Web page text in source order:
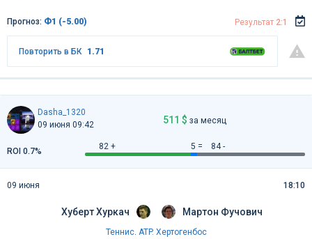
Прогноз: Ф1 (-5.00) Результат 2:1
Повторить в БК 1.71
Dasha_1320
09 июня 09:42
511 $ за месяц
82 + 5 = 84 -
ROI 0.7%
Хуберт Хуркач
09 июня 18:10
Мартон Фучович
Теннис. ATP. Хертогенбос